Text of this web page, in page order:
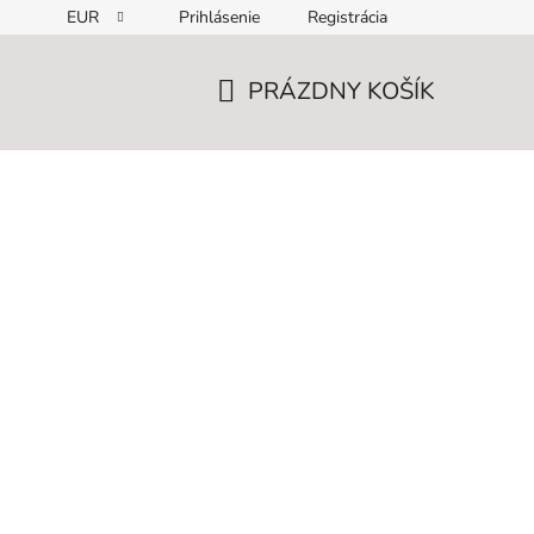
EUR Prihlásenie Registrácia
PRÁZDNY KOŠÍK